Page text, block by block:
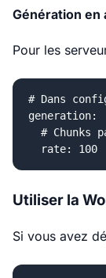
Génération en
Pour les
# Dans
generation:
# Chunks
Utiliser la
Si vous avez